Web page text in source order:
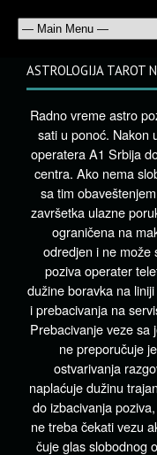
ASTROLOGIJA TAROT
Radno vreme astro
sati u ponoć. Nakon
operatera A1 Srbija
centra. Ako nema
sa tim
završetka ulazne
ograničena na
odredjen i ne može
poziva operater
dužine boravka na
i prebacivanja na
Prebacivanje veze sa
ne preporučuje
ostvarivanja
naplaćuje dužinu
do izbacivanja
ne treba čekati vezu
čuje glas slobodnog